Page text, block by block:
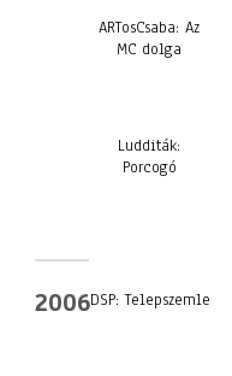
ARTosCsaba: Az
MC dolga
Ludditák:
Porcogó
2006DSP: Telepszemle